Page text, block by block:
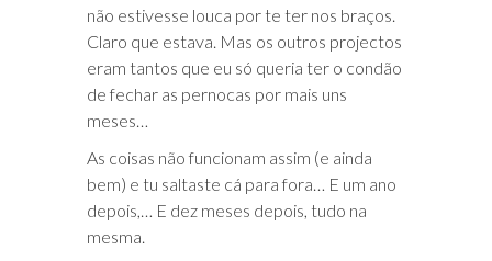
não estivesse louca por te ter nos braços.
Claro que estava. Mas os outros projectos
eram tantos que eu só queria ter o condão
de fechar as pernocas por mais uns
meses…
As coisas não funcionam assim (e ainda
bem) e tu saltaste cá para fora… E um ano
depois,… E dez meses depois, tudo na
mesma.